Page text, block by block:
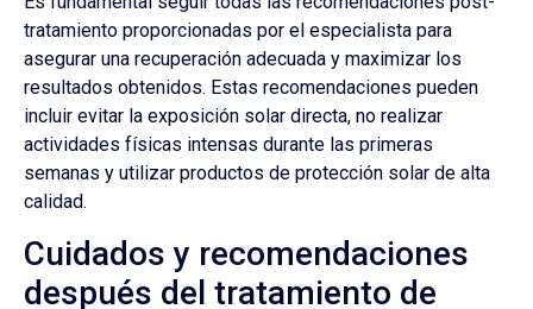
tratamiento proporcionadas por el especialista para
asegurar una recuperación adecuada y maximizar los
resultados obtenidos. Estas recomendaciones pueden
incluir evitar la exposición solar directa, no realizar
actividades físicas intensas durante las primeras
semanas y utilizar productos de protección solar de alta
calidad.
Cuidados y recomendaciones
después del tratamiento de